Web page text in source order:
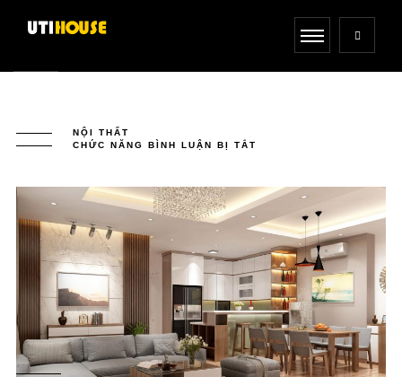
NỘI THẤT
CHỨC NĂNG BÌNH LUẬN BỊ TẮT
THẤT
BIỆT
THỰ
PHONG
CÁCH
HIỆN
ĐẠI
ĐẸP
NHẤT
NĂM
2021